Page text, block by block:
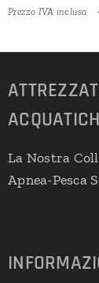
Prezzo IVA inclusa
La Nostra
Apnea-Pesca